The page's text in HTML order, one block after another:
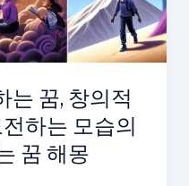
는 꿈, 창의적
하는 모습의
꿈 해몽